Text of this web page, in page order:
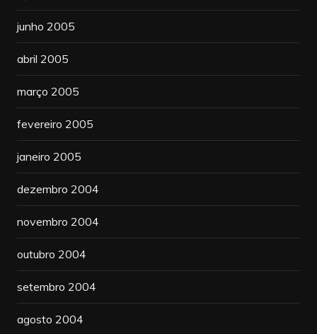
junho 2005
abril 2005
março 2005
fevereiro 2005
janeiro 2005
dezembro 2004
novembro 2004
outubro 2004
setembro 2004
agosto 2004